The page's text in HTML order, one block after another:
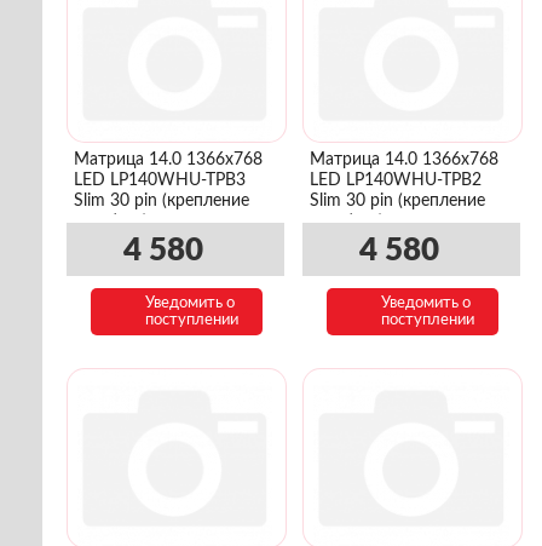
Матрица 14.0 1366x768
LED LP140WHU-TPB3
Slim 30 pin (крепление
верх/низ)
4 580
Уведомить о
поступлении
Матрица 14.0 1366x768
LED LP140WHU-TPB2
Slim 30 pin (крепление
верх/низ)
4 580
Уведомить о
поступлении